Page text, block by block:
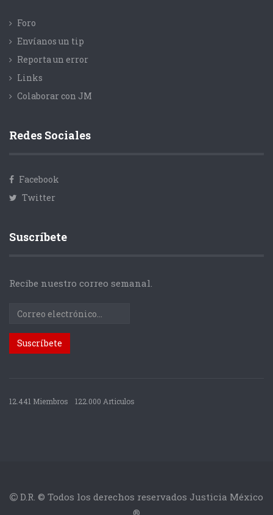
Foro
Envíanos un tip
Reporta un error
Links
Colaborar con JM
Redes Sociales
Facebook
Twitter
Suscríbete
Recibe nuestro correo semanal.
12.441 Miembros 122.000 Articulos
D.R. © Todos los derechos reservados Justicia México